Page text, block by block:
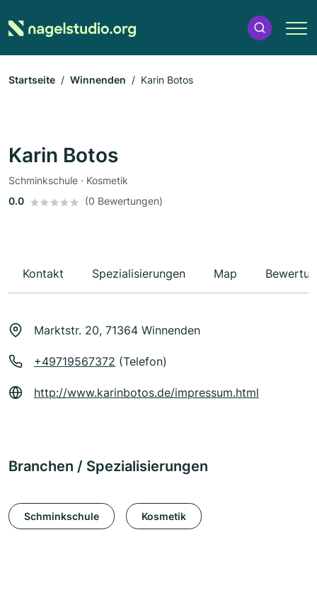
Startseite Winnenden Karin Botos
Karin Botos
Schminkschule · Kosmetik
0.0
(0 Bewertungen)
Kontakt Spezialisierungen Map
Marktstr. 20, 71364 Winnenden
+49719567372 (Telefon)
http://www.karinbotos.de/impressum.html
Branchen / Spezialisierungen
Schminkschule Kosmetik